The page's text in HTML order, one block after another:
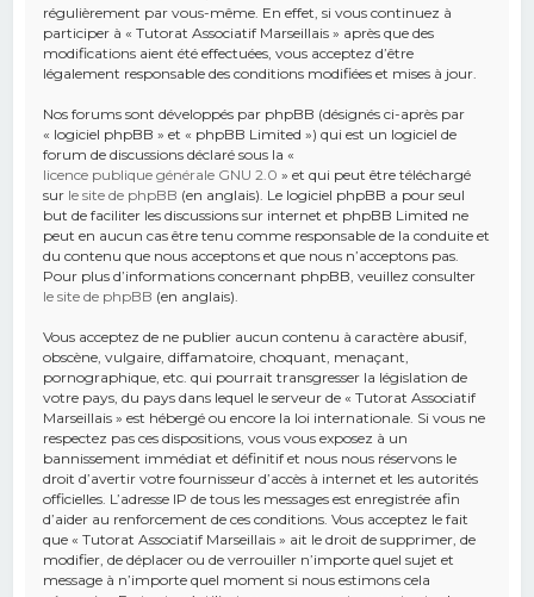
régulièrement par vous-même. En effet, si vous continuez à
participer à « Tutorat Associatif Marseillais » après que des
modifications aient été effectuées, vous acceptez d’être
légalement responsable des conditions modifiées et mises à jour.
Nos forums sont développés par phpBB (désignés ci-après par
« logiciel phpBB » et « phpBB Limited ») qui est un logiciel de
forum de discussions déclaré sous la «
licence publique générale GNU 2.0 » et qui peut être téléchargé
sur le site de phpBB (en anglais). Le logiciel phpBB a pour seul
but de faciliter les discussions sur internet et phpBB Limited ne
peut en aucun cas être tenu comme responsable de la conduite et
du contenu que nous acceptons et que nous n’acceptons pas.
Pour plus d’informations concernant phpBB, veuillez consulter
le site de phpBB (en anglais).
Vous acceptez de ne publier aucun contenu à caractère abusif,
obscène, vulgaire, diffamatoire, choquant, menaçant,
pornographique, etc. qui pourrait transgresser la législation de
votre pays, du pays dans lequel le serveur de « Tutorat Associatif
Marseillais » est hébergé ou encore la loi internationale. Si vous ne
respectez pas ces dispositions, vous vous exposez à un
bannissement immédiat et définitif et nous nous réservons le
droit d’avertir votre fournisseur d’accès à internet et les autorités
officielles. L’adresse IP de tous les messages est enregistrée afin
d’aider au renforcement de ces conditions. Vous acceptez le fait
que « Tutorat Associatif Marseillais » ait le droit de supprimer, de
modifier, de déplacer ou de verrouiller n’importe quel sujet et
message à n’importe quel moment si nous estimons cela